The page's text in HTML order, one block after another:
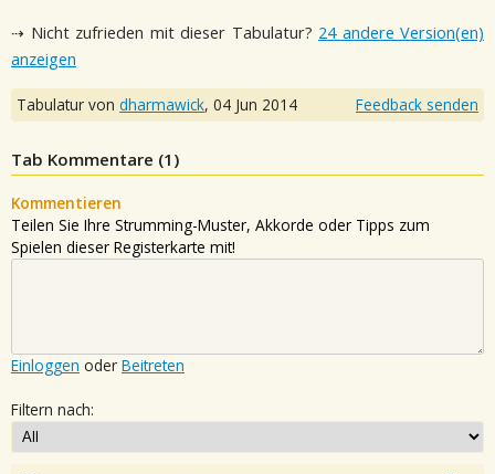
⇢ Nicht zufrieden mit dieser Tabulatur? 24 andere Version(en)
anzeigen
Tabulatur von dharmawick, 04 Jun 2014 Feedback senden
Tab Kommentare (1 )
Kommentieren
Teilen Sie Ihre Strumming-Muster, Akkorde oder Tipps zum
Spielen dieser Registerkarte mit!
Einloggen oder Beitreten
Filtern nach: